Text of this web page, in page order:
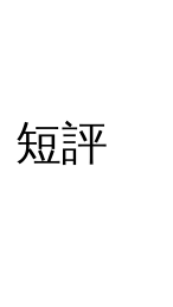
短評